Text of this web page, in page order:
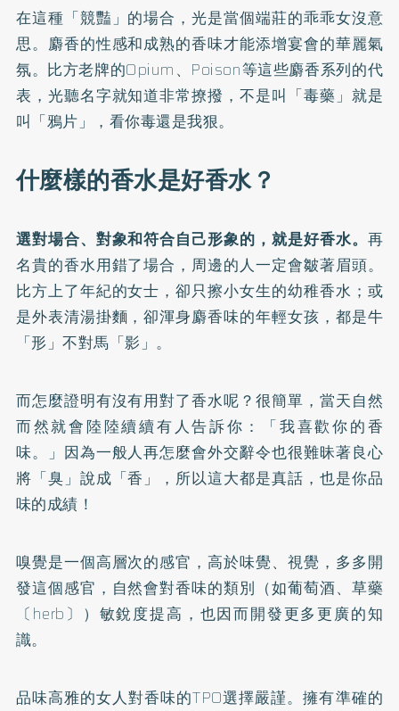
在這種「競豔」的場合，光是當個端莊的乖乖女沒意
思。麝香的性感和成熟的香味才能添增宴會的華麗氣
氛。比方老牌的Opium、Poison等這些麝香系列的代
表，光聽名字就知道非常撩撥，不是叫「毒藥」就是
叫「鴉片」，看你毒還是我狠。
什麼樣的香水是好香水？
選對場合、對象和符合自己形象的，就是好香水。 再
名貴的香水用錯了場合，周邊的人一定會皺著眉頭。
比方上了年紀的女士，卻只擦小女生的幼稚香水；或
是外表清湯掛麵，卻渾身麝香味的年輕女孩，都是牛
「形」不對馬「影」。
而怎麼證明有沒有用對了香水呢？很簡單，當天自然
而然就會陸陸續續有人告訴你：「我喜歡你的香
味。」因為一般人再怎麼會外交辭令也很難昧著良心
將「臭」說成「香」，所以這大都是真話，也是你品
味的成績！
嗅覺是一個高層次的感官，高於味覺、視覺，多多開
發這個感官，自然會對香味的類別（如葡萄酒、草藥
〔herb〕）敏銳度提高，也因而開發更多更廣的知
識。
品味高雅的女人對香味的TPO選擇嚴謹。擁有準確的